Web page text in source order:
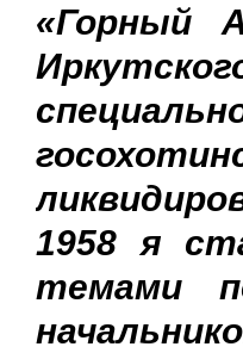
«Горный
1958 я
темами